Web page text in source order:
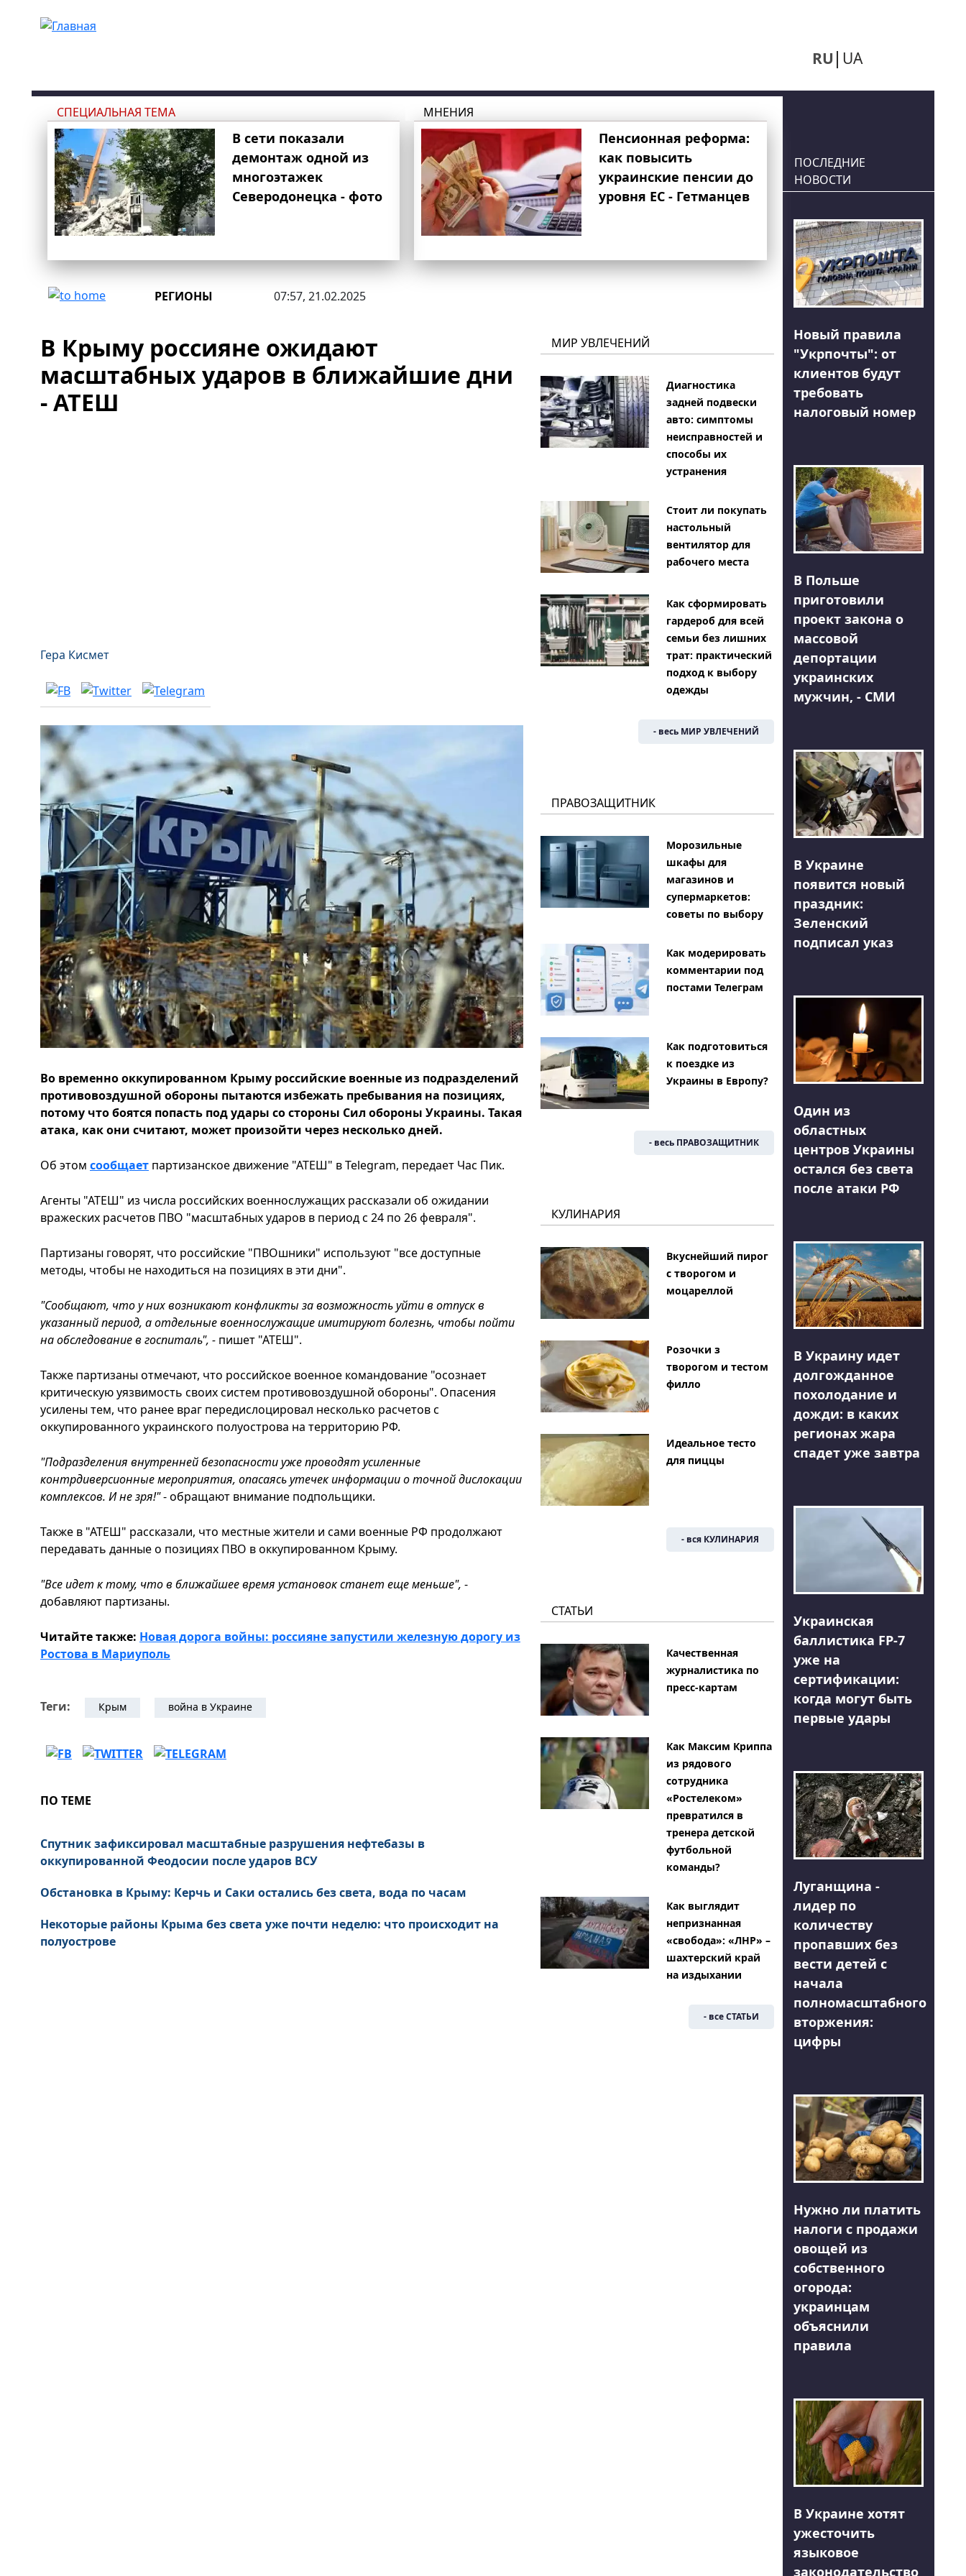
RU UA
СПЕЦИАЛЬНАЯ ТЕМА
В сети показали
демонтаж одной из
многоэтажек
Северодонецка - фото
МНЕНИЯ
Пенсионная реформа:
как повысить
украинские пенсии до
уровня ЕС - Гетманцев
РЕГИОНЫ 07:57, 21.02.2025
В Крыму россияне ожидают
масштабных ударов в ближайшие дни
- АТЕШ
Гера Кисмет
Во временно оккупированном Крыму российские военные из подразделений
противовоздушной обороны пытаются избежать пребывания на позициях,
потому что боятся попасть под удары со стороны Сил обороны Украины. Такая
атака, как они считают, может произойти через несколько дней.
Об этом сообщает партизанское движение "АТЕШ" в Telegram, передает Час Пик.
Агенты "АТЕШ" из числа российских военнослужащих рассказали об ожидании
вражеских расчетов ПВО "масштабных ударов в период с 24 по 26 февраля".
Партизаны говорят, что российские "ПВОшники" используют "все доступные
методы, чтобы не находиться на позициях в эти дни".
"Сообщают, что у них возникают конфликты за возможность уйти в отпуск в
указанный период, а отдельные военнослужащие имитируют болезнь, чтобы пойти
на обследование в госпиталь", - пишет "АТЕШ".
Также партизаны отмечают, что российское военное командование "осознает
критическую уязвимость своих систем противовоздушной обороны". Опасения
усилены тем, что ранее враг передислоцировал несколько расчетов с
оккупированного украинского полуострова на территорию РФ.
"Подразделения внутренней безопасности уже проводят усиленные
контрдиверсионные мероприятия, опасаясь утечек информации о точной дислокации
комплексов. И не зря!"- обращают внимание подпольщики.
Также в "АТЕШ" рассказали, что местные жители и сами военные РФ продолжают
передавать данные о позициях ПВО в оккупированном Крыму.
"Все идет к тому, что в ближайшее время установок станет еще меньше", -
добавляют партизаны.
Читайте также: Новая дорога войны: россияне запустили железную дорогу из
Ростова в Мариуполь
Теги: Крым война в Украине
ПО ТЕМЕ
Спутник зафиксировал масштабные разрушения нефтебазы в
оккупированной Феодосии после ударов ВСУ
Обстановка в Крыму: Керчь и Саки остались без света, вода по часам
Некоторые районы Крыма без света уже почти неделю: что происходит на
полуострове
МИР УВЛЕЧЕНИЙ
Диагностика
задней подвески
авто: симптомы
неисправностей и
способы их
устранения
Стоит ли покупать
настольный
вентилятор для
рабочего места
Как сформировать
гардероб для всей
семьи без лишних
трат: практический
подход к выбору
одежды
- весь МИР УВЛЕЧЕНИЙ
ПРАВОЗАЩИТНИК
Морозильные
шкафы для
магазинов и
супермаркетов:
советы по выбору
Как модерировать
комментарии под
постами Телеграм
Как подготовиться
к поездке из
Украины в Европу?
- весь ПРАВОЗАЩИТНИК
КУЛИНАРИЯ
Вкуснейший пирог
с творогом и
моцареллой
Розочки з
творогом и тестом
филло
Идеальное тесто
для пиццы
- вся КУЛИНАРИЯ
СТАТЬИ
Качественная
журналистика по
пресс-картам
Как Максим Криппа
из рядового
сотрудника
«Ростелеком»
превратился в
тренера детской
футбольной
команды?
Как выглядит
непризнанная
«свобода»: «ЛНР» –
шахтерский край
на издыхании
- все СТАТЬИ
ПОСЛЕДНИЕ
НОВОСТИ
Новый правила
"Укрпочты": от
клиентов будут
требовать
налоговый номер
В Польше
приготовили
проект закона о
массовой
депортации
украинских
мужчин, - СМИ
В Украине
появится новый
праздник:
Зеленский
подписал указ
Один из
областных
центров Украины
остался без света
после атаки РФ
В Украину идет
долгожданное
похолодание и
дожди: в каких
регионах жара
спадет уже завтра
Украинская
баллистика FP-7
уже на
сертификации:
когда могут быть
первые удары
Луганщина -
лидер по
количеству
пропавших без
вести детей с
начала
полномасштабного
вторжения:
цифры
Нужно ли платить
налоги с продажи
овощей из
собственного
огорода:
украинцам
объяснили
правила
В Украине хотят
ужесточить
языковое
законодательство